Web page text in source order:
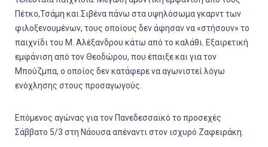
Πέτκο,Τσάμη και Σιβένα πάνω στα υψηλόσωμα γκαρντ των
φιλοξενουμένων, τους οποίους δεν άφησαν να «στήσουν» το
παιχνίδι του Μ. Αλέξανδρου κάτω από το καλάθι. Εξαιρετική
εμφάνιση από τον Θεοδώρου, που έπαιξε και για τον
Μπούζμπα, ο οποίος δεν κατάφερε να αγωνιστεί λόγω
ενόχλησης στους προσαγωγούς.
Επόμενος αγώνας για τον Πανεδεσσαϊκό το προσεχές
Σάββατο 5/3 στη Νάουσα απέναντι στον ισχυρό Ζαφειράκη.